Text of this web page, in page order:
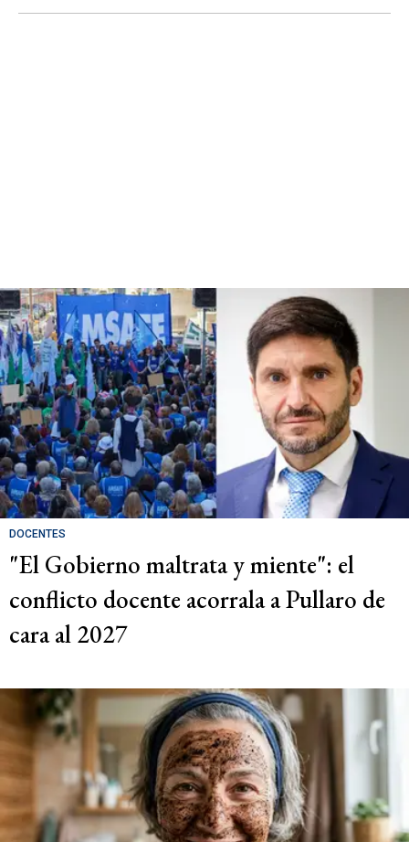
DOCENTES
"El Gobierno maltrata y miente": el
conflicto docente acorrala a Pullaro de
cara al 2027